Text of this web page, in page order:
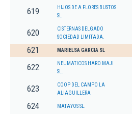
619
HIJOS DE A FLORES BUSTOS
SL
620
CISTERNAS DELGADO
SOCIEDAD LIMITADA.
621 MARIELSA GARCIA SL
622
NEUMATICOS HARO MAJI
SL.
623
COOP DEL CAMPO LA
ALIAGUILLERA
624 MATAYOS SL.